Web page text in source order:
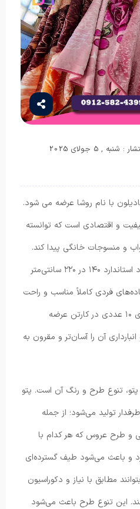
شنبه , 5 جولای 2025
با نام روشا عرضه می شود.
و اقتصادی است که توانسته
و منسوجات خانگی پیدا کند.
این پتو با وزن ۲۱۰۰ گرم و ابعاد استاندارد ۱۴۰ در ۲۲۰ سانتی‌متر
فردی کاملاً مناسب و راحت
است. پتو روشا در بسته‌بندی‌های ۱۰ عددی در کارتن عرضه
آن را آسان‌تر و مقرون به
تنوع طرح و رنگ آن است. پتو
تولید می‌شود؛ از جمله
و طرح عروس که هر کدام با
و باعث می‌شود طیف گسترده‌ای
مطابق با نیاز و دکوراسیون
این تنوع طرح باعث می‌شود